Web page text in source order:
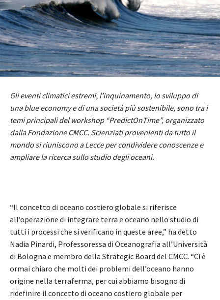
Gli eventi climatici estremi, l’inquinamento, lo sviluppo di
una blue economy e di una società più sostenibile, sono tra i
temi principali del workshop “PredictOnTime”, organizzato
dalla Fondazione CMCC. Scienziati provenienti da tutto il
mondo si riuniscono a Lecce per condividere conoscenze e
ampliare la ricerca sullo studio degli oceani.
“Il concetto di oceano costiero globale si riferisce
all’operazione di integrare terra e oceano nello studio di
tutti i processi che si verificano in queste aree,” ha detto
Nadia Pinardi, Professoressa di Oceanografia all’Università
di Bologna e membro della Strategic Board del CMCC. “Ci è
ormai chiaro che molti dei problemi dell’oceano hanno
origine nella terraferma, per cui abbiamo bisogno di
ridefinire il concetto di oceano costiero globale per